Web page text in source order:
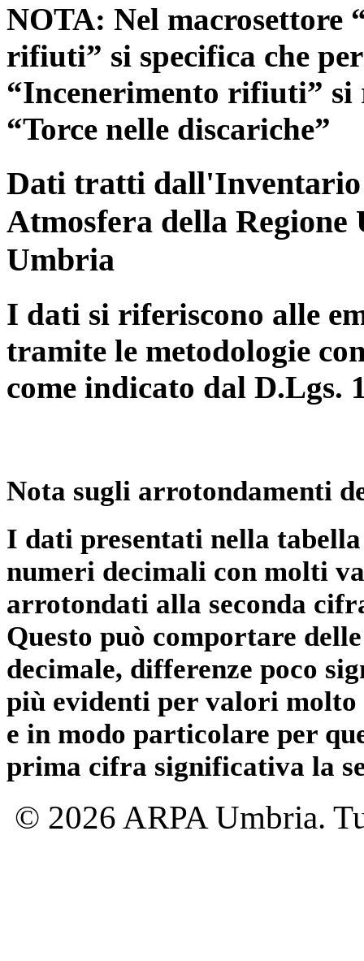
NOTA: Nel macrosettore
rifiuti” si specifica che
“Incenerimento rifiuti”
“Torce nelle discariche”
Dati tratti dall'Inventario
Atmosfera della
Umbria
I dati si riferiscono alle
tramite le metodologie
come indicato dal D.Lgs.
Nota sugli arrotondamenti
I dati presentati nella
numeri decimali con molti
arrotondati alla seconda
Questo può comportare
decimale, differenze poco
più evidenti per valori
e in modo particolare per
prima cifra significativa la
© 2026 ARPA Umbria.